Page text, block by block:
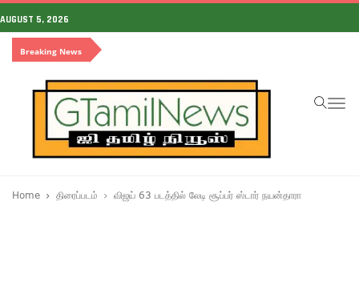
AUGUST 5, 2026
Breaking News
Home திரைப்படம் விஜய் 63 படத்தில் லேடி சூப்பர் ஸ்டார் நயன்தாரா